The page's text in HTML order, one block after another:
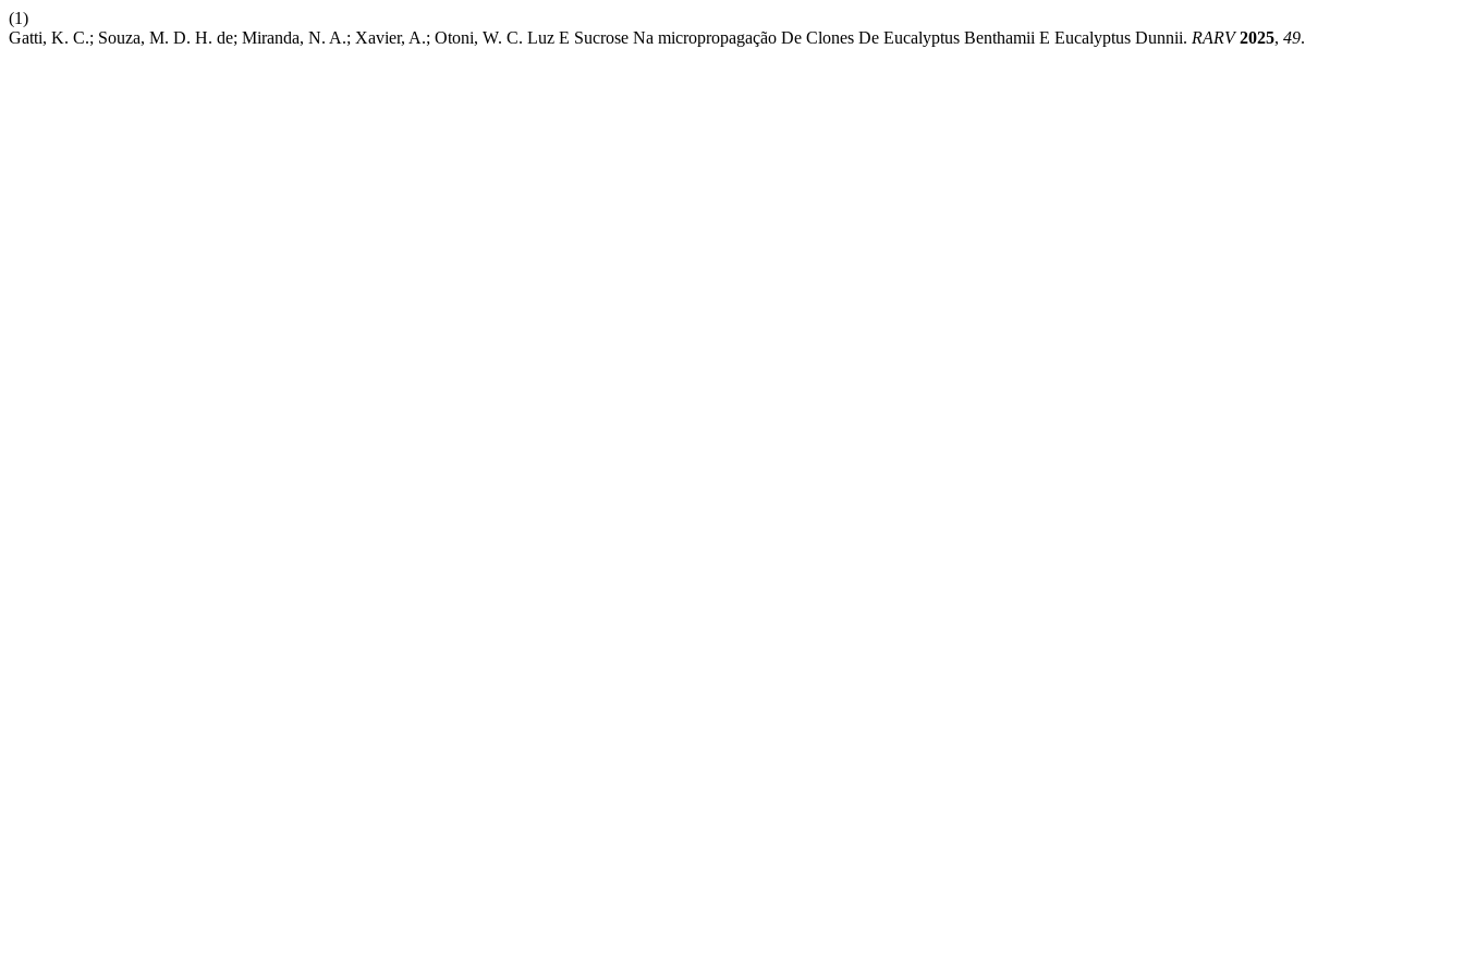
(1)
Gatti, K. C.; Souza, M. D. H. de; Miranda, N. A.; Xavier, A.; Otoni, W. C. Luz E Sucrose Na micropropagação De Clones De Eucalyptus Benthamii E Eucalyptus Dunnii. RARV 2025, 49.